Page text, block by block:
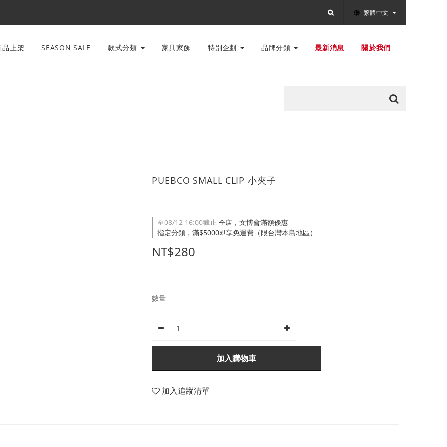
繁體中文
品上架 SEASON SALE 款式分類 家具家飾 特別企劃 品牌分類 最新消息 關於我們
PUEBCO SMALL CLIP 小夾子
至08/12 16:00截止 全店，文博會滿額優惠
指定分類，滿$5000即享免運費（限台灣本島地區）
NT$280
數量
加入購物車
加入追蹤清單